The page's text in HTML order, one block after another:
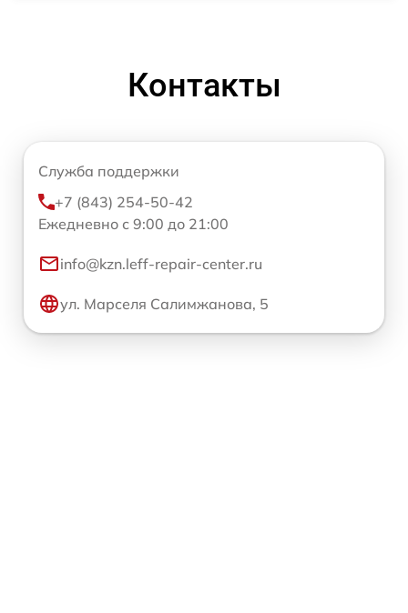
Контакты
Служба поддержки
+7 (843) 254-50-42
Ежедневно с 9:00 до 21:00
info@kzn.leff-repair-center.ru
ул. Марселя Салимжанова, 5